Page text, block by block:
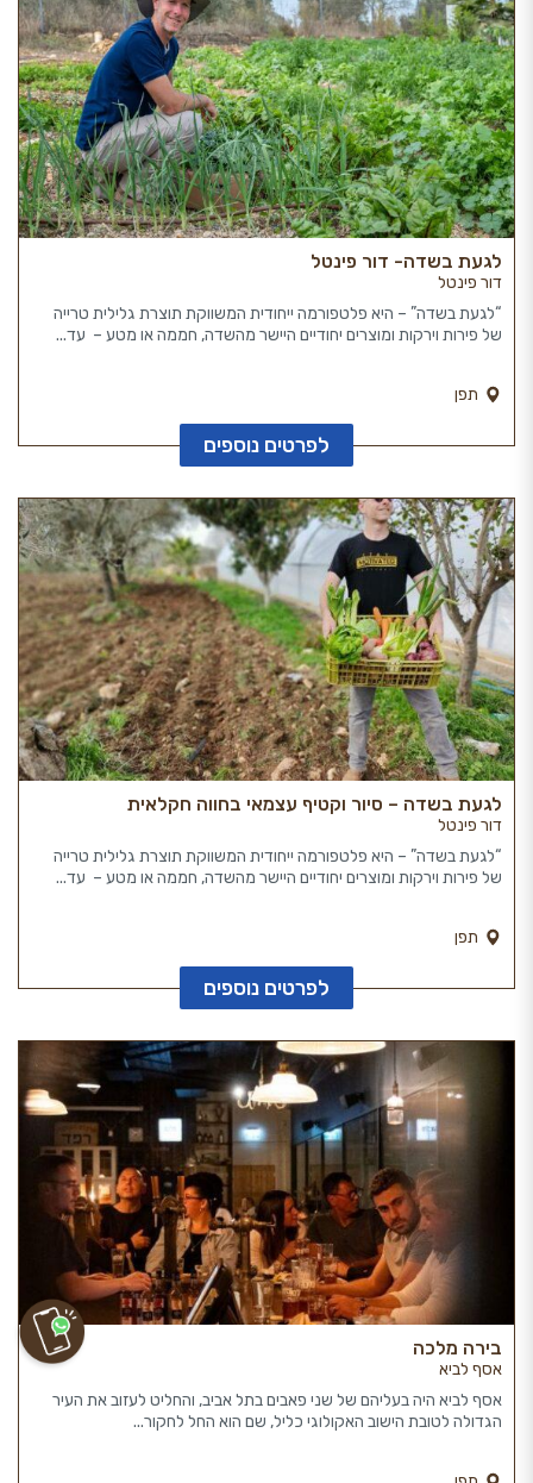
לגעת בשדה- דור פינטל
דור פינטל
“לגעת בשדה” – היא פלטפורמה ייחודית המשווקת תוצרת גלילית טרייה
של פירות וירקות ומוצרים יחודיים היישר מהשדה, חממה או מטע – עד...
תפן
לפרטים נוספים
לגעת בשדה – סיור וקטיף עצמאי בחווה חקלאית
דור פינטל
“לגעת בשדה” – היא פלטפורמה ייחודית המשווקת תוצרת גלילית טרייה
של פירות וירקות ומוצרים יחודיים היישר מהשדה, חממה או מטע – עד...
תפן
לפרטים נוספים
בירה מלכה
אסף לביא
אסף לביא היה בעליהם של שני פאבים בתל אביב, והחליט לעזוב את העיר
הגדולה לטובת הישוב האקולוגי כליל, שם הוא החל לחקור...